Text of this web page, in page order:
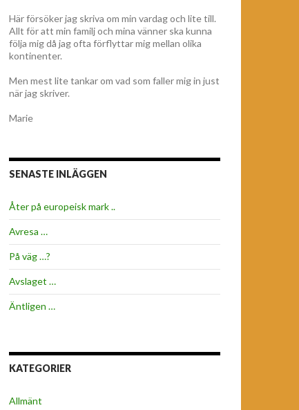
Här försöker jag skriva om min vardag och lite till.
Allt för att min familj och mina vänner ska kunna
följa mig då jag ofta förflyttar mig mellan olika
kontinenter.
Men mest lite tankar om vad som faller mig in just
när jag skriver.
Marie
SENASTE INLÄGGEN
Åter på europeisk mark ..
Avresa …
På väg …?
Avslaget …
Äntligen …
KATEGORIER
Allmänt